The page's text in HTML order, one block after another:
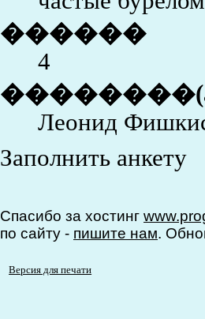
������
4
Леонид
Заполнить анкету
Спасибо за хостинг
по сайту - пишите нам.
Версия для печати